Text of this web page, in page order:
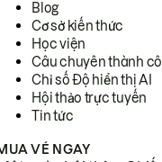
Blog
Cơ sở kiến thức
Học viện
Câu chuyên thành
Chỉ số Độ hiển thị AI
Hội thảo trực tuyến
Tin tức
VÉ NGAY